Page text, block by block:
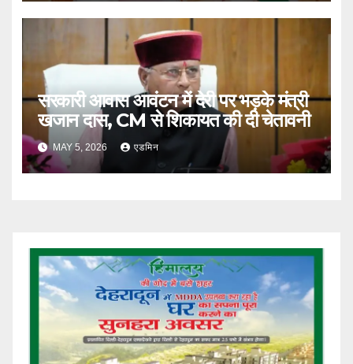
सरकारी आवास आवंटन में देरी पर भड़के मंत्री
खजान दास, CM से शिकायत की दी चेतावनी
MAY 5, 2026 एडमिन